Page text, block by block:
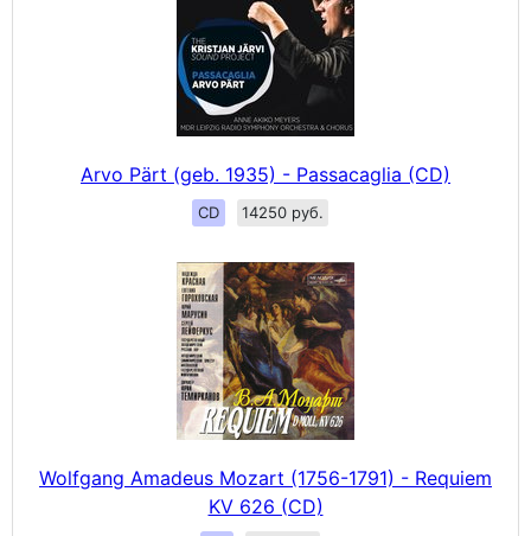
Arvo Pärt (geb. 1935) - Passacaglia (CD)
CD 14250 руб.
Wolfgang Amadeus Mozart (1756-1791) - Requiem
KV 626 (CD)